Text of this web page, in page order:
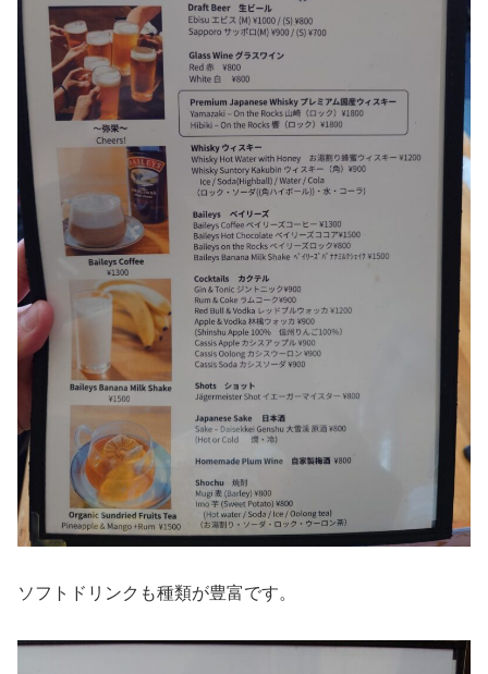
ソフトドリンクも種類が豊富です。